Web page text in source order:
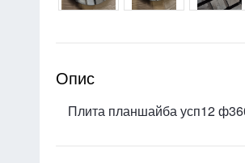
Опис
Плита планшайба усп12